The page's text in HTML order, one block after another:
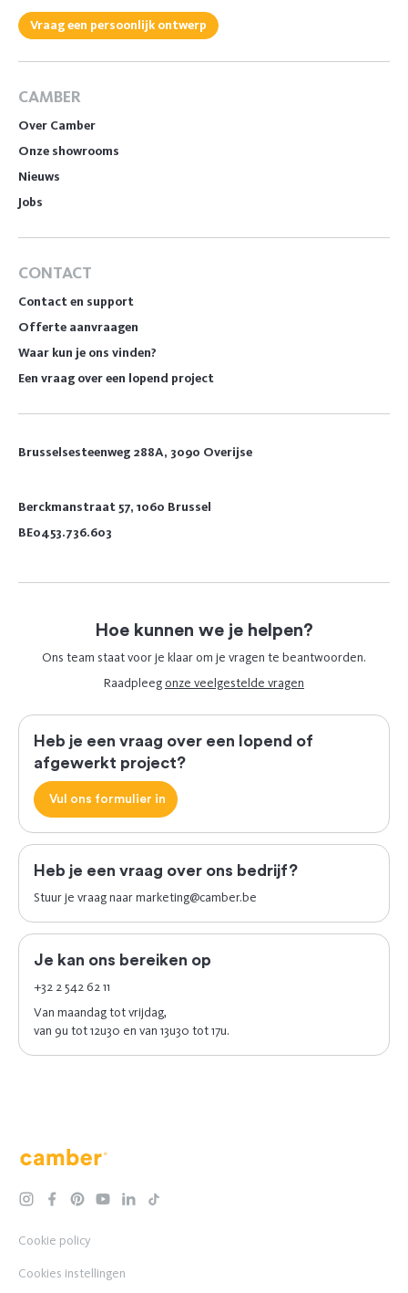
Vraag een persoonlijk ontwerp
CAMBER
Over Camber
Onze showrooms
Nieuws
Jobs
CONTACT
Contact en support
Offerte aanvraagen
Waar kun je ons vinden?
Een vraag over een lopend project
Brusselsesteenweg 288A, 3090 Overijse
Berckmanstraat 57, 1060 Brussel
BE0453.736.603
Hoe kunnen we je helpen?
Ons team staat voor je klaar om je vragen te beantwoorden.
Raadpleegonze veelgestelde vragen
Heb je een vraag over een lopend of
afgewerkt project?
Vul ons formulier in
Heb je een vraag over ons bedrijf?
Stuur je vraag naarmarketing@camber.be
Je kan ons bereiken op
+32 2 542 62 11
Van maandag tot vrijdag,
van 9u tot 12u30 en van 13u30 tot 17u.
Camber
instagramfacebookpinterestyoutubelinkedintiktok
Cookie policy
Cookies instellingen